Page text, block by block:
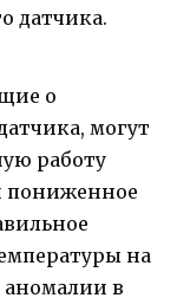
датчика.
о
могут
работу
пониженное
на
в